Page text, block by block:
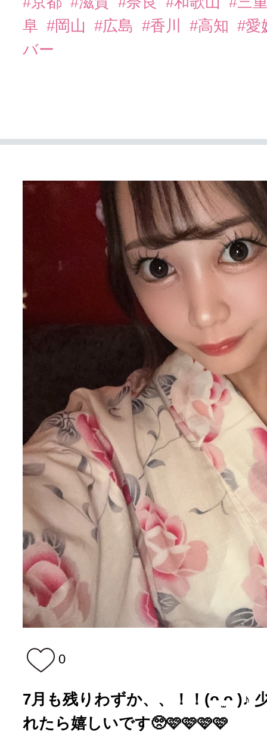
阜 #岡山 #広島 #香川 #高知 #愛
バー
0
7月も残りわずか、、！！(ᴖ ̫ᴖ )♪
れたら嬉しいです🥺🩷🩷🩷🩷